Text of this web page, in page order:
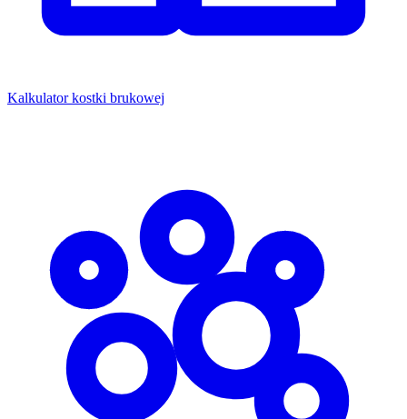
Kalkulator kostki brukowej